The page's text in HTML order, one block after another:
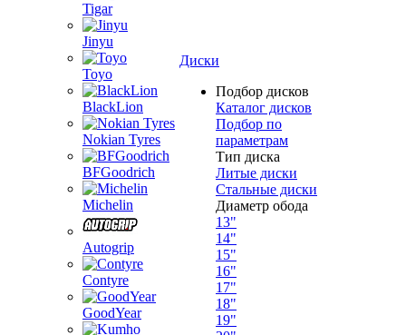
Tigar
Jinyu
Toyo
BlackLion
Nokian Tyres
BFGoodrich
Michelin
Autogrip
Contyre
GoodYear
Диски
Подбор дисков
Каталог дисков
Подбор по
параметрам
Тип диска
Литые диски
Стальные диски
Диаметр обода
13"
14"
15"
16"
17"
18"
19"